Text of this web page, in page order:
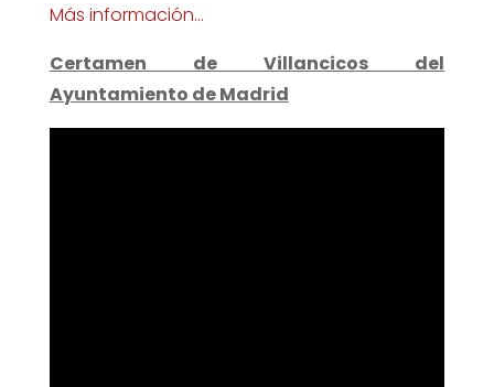
Más información…
Certamen de Villancicos del
Ayuntamiento de Madrid